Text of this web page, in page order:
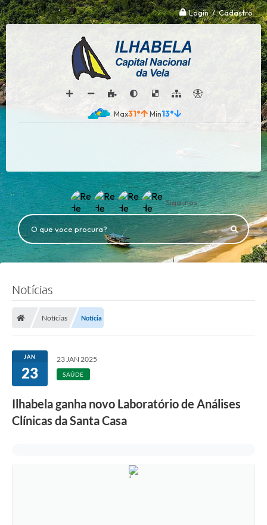
Login / Cadastro
31° 13°
Siga-nos
O que voce procura?
Notícias
Notícias Notícia
JAN
23
23 JAN 2025
SAÚDE
Ilhabela ganha novo Laboratório de Análises
Clínicas da Santa Casa